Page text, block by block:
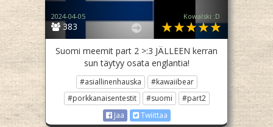
383
2024-04-05 Kowalski :D
Suomi meemit part 2 >:3 JÄLLEEN kerran
sun täytyy osata englantia!
#asiallinenhauska
#kawaiibear
#porkkanaisentestit
#suomi
#part2
Jaa
Twiittaa